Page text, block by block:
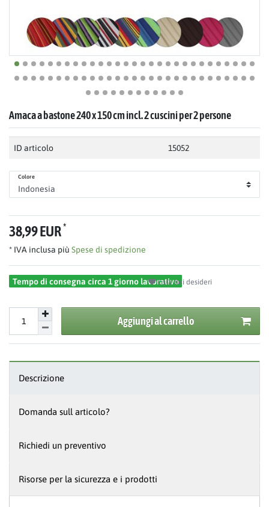
Amaca a bastone 240 x 150 cm incl. 2 cuscini per 2 persone
ID articolo 15052
Colore
38,99 EUR*
* IVA inclusa più Spese di spedizione
Tempo di consegna circa 1 giorno lavorativoLista dei desideri
Aggiungi al carrello
Descrizione
Domanda sull articolo?
Richiedi un preventivo
Risorse per la sicurezza e i prodotti